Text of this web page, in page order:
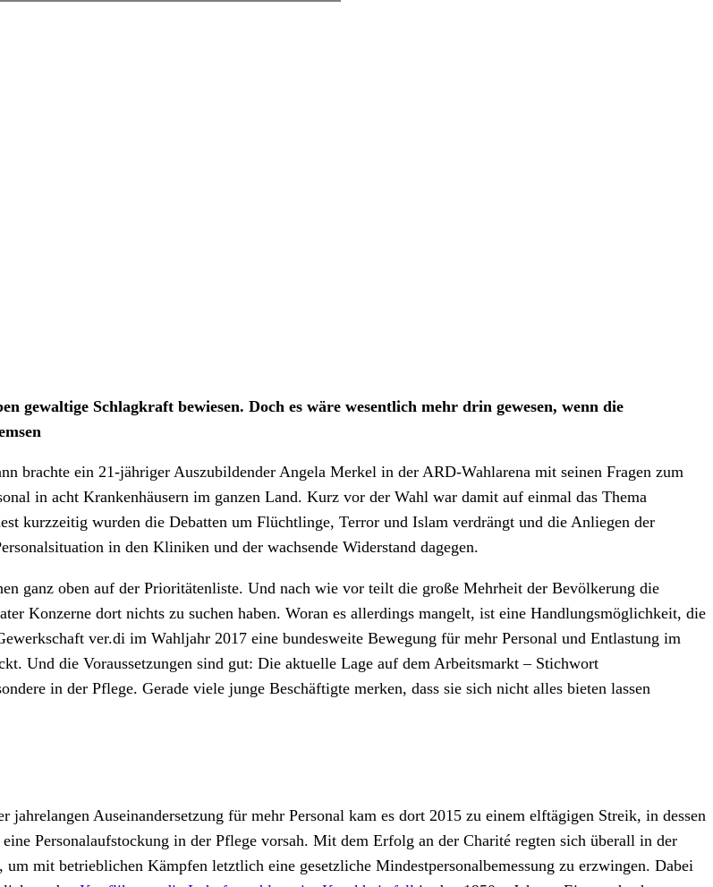
gewaltige Schlagkraft bewiesen. Doch es wäre wesentlich mehr drin gewesen, wenn die
brachte ein 21-jähriger Auszubildender Angela Merkel in der ARD-Wahlarena mit seinen Fragen zum
in acht Krankenhäusern im ganzen Land. Kurz vor der Wahl war damit auf einmal das Thema
kurzzeitig wurden die Debatten um Flüchtlinge, Terror und Islam verdrängt und die Anliegen der
in den Kliniken und der wachsende Widerstand dagegen.
ganz oben auf der Prioritätenliste. Und nach wie vor teilt die große Mehrheit der Bevölkerung die
Konzerne dort nichts zu suchen haben. Woran es allerdings mangelt, ist eine Handlungsmöglichkeit, die
ver.di im Wahljahr 2017 eine bundesweite Bewegung für mehr Personal und Entlastung im
Und die Voraussetzungen sind gut: Die aktuelle Lage auf dem Arbeitsmarkt – Stichwort
in der Pflege. Gerade viele junge Beschäftigte merken, dass sie sich nicht alles bieten lassen
Auseinandersetzung für mehr Personal kam es dort 2015 zu einem elftägigen Streik, in dessen
eine Personalaufstockung in der Pflege vorsah. Mit dem Erfolg an der Charité regten sich überall in der
mit betrieblichen Kämpfen letztlich eine gesetzliche Mindestpersonalbemessung zu erzwingen. Dabei